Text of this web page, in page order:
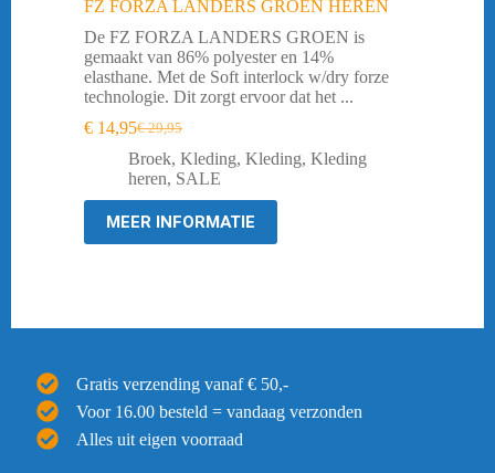
FZ FORZA LANDERS GROEN HEREN
De FZ FORZA LANDERS GROEN is
gemaakt van 86% polyester en 14%
elasthane. Met de Soft interlock w/dry forze
technologie. Dit zorgt ervoor dat het ...
€29,95
Oorspronkelijke
prijs
was:
€ 29,95.
€ 14,95Huidige
prijs
is:
€ 14,95.
Broek, Kleding, Kleding, Kleding
heren, SALE
MEER INFORMATIE
Gratis verzending vanaf € 50,-
Voor 16.00 besteld = vandaag verzonden
Alles uit eigen voorraad